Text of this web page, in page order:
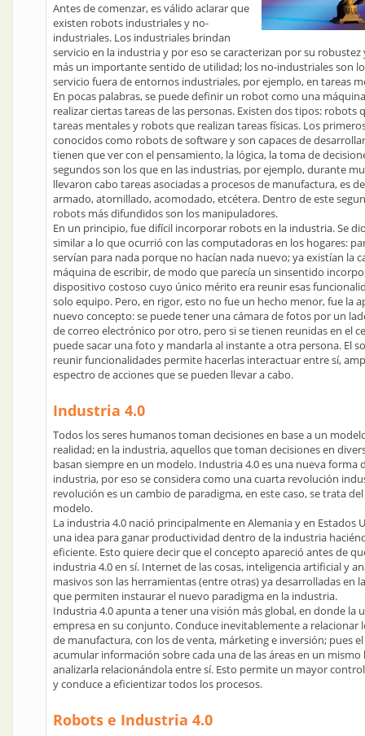
Antes de comenzar, es válido aclarar que
existen robots industriales y no-
industriales. Los industriales brindan
servicio en la industria y por eso se caracterizan por su
más un importante sentido de utilidad; los no-industriales son
servicio fuera de entornos industriales, por ejemplo, en tareas
En pocas palabras, se puede definir un robot como una
realizar ciertas tareas de las personas. Existen dos tipos: robots
tareas mentales y robots que realizan tareas físicas. Los
conocidos como robots de software y son capaces de
tienen que ver con el pensamiento, la lógica, la toma de
segundos son los que en las industrias, por ejemplo, durante
llevaron cabo tareas asociadas a procesos de manufactura, es
armado, atornillado, acomodado, etcétera. Dentro de este
robots más difundidos son los manipuladores.
En un principio, fue difícil incorporar robots en la industria. Se
similar a lo que ocurrió con las computadoras en los hogares:
servían para nada porque no hacían nada nuevo; ya existían la
máquina de escribir, de modo que parecía un sinsentido
dispositivo costoso cuyo único mérito era reunir esas
solo equipo. Pero, en rigor, esto no fue un hecho menor, fue la
nuevo concepto: se puede tener una cámara de fotos por un
de correo electrónico por otro, pero si se tienen reunidas en el
puede sacar una foto y mandarla al instante a otra persona. El
reunir funcionalidades permite hacerlas interactuar entre sí,
espectro de acciones que se pueden llevar a cabo.
Industria 4.0
Todos los seres humanos toman decisiones en base a un
realidad; en la industria, aquellos que toman decisiones en
basan siempre en un modelo. Industria 4.0 es una nueva forma
industria, por eso se considera como una cuarta revolución
revolución es un cambio de paradigma, en este caso, se trata
modelo.
La industria 4.0 nació principalmente en Alemania y en Estados
una idea para ganar productividad dentro de la industria
eficiente. Esto quiere decir que el concepto apareció antes de
industria 4.0 en sí. Internet de las cosas, inteligencia artificial y
masivos son las herramientas (entre otras) ya desarrolladas en
que permiten instaurar el nuevo paradigma en la industria.
Industria 4.0 apunta a tener una visión más global, en donde la
empresa en su conjunto. Conduce inevitablemente a relacionar
de manufactura, con los de venta, márketing e inversión; pues
acumular información sobre cada una de las áreas en un mismo
analizarla relacionándola entre sí. Esto permite un mayor
y conduce a eficientizar todos los procesos.
Robots e Industria 4.0